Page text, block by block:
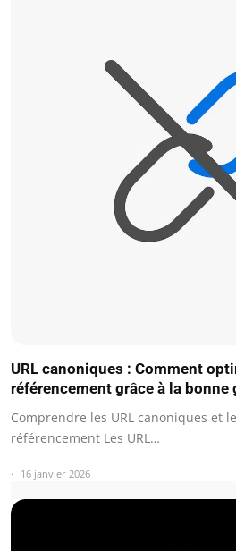
URL canoniques : Comment
référencement grâce à la
Comprendre les URL canoniques et
référencement Les URL…
16 janvier 2026